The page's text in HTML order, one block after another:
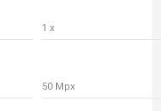
1 x
50 Mpx